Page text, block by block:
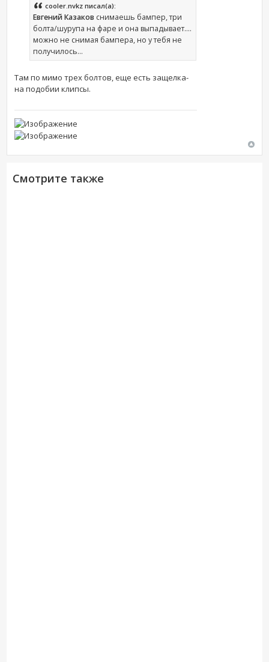
cooler.nvkz писал(а):
Евгений Казаков снимаешь бампер, три
болта/шурупа на фаре и она выпадывает....
можно не снимая бампера, но у тебя не
получилось...
Там по мимо трех болтов, еще есть защелка-
на подобии клипсы.
Смотрите также